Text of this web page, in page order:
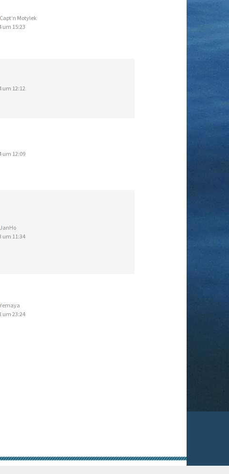
Capt‘n Motylek
um 15:23
um 12:12
um 12:09
JanHo
um 11:34
um 23:24